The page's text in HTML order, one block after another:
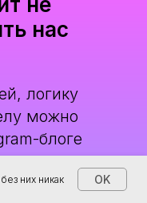
них никак OK
нас
логику
можно
блоге